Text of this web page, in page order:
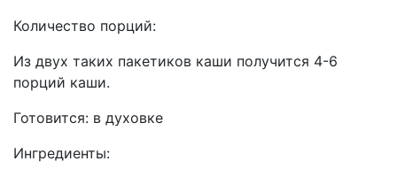
Количество порций:
Из двух таких пакетиков каши получится 4-6
порций каши.
Готовится: в духовке
Ингредиенты: